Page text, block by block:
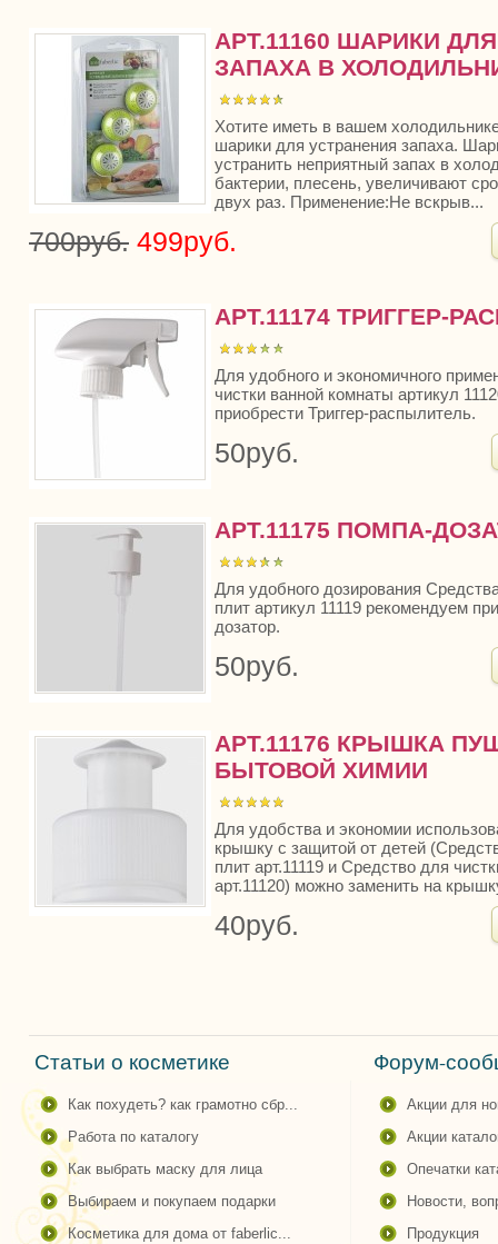
АРТ.11160 ШАРИКИ
ЗАПАХА В
Хотите иметь в вашем
шарики для устранения запаха.
устранить неприятный запах в
бактерии, плесень, увеличивают
двух раз. Применение:Не вскрыв...
700руб. 499руб.
АРТ.11174 ТРИГГЕР-
Для удобного и экономичного
чистки ванной комнаты артикул
приобрести Триггер-распылитель.
50руб.
АРТ.11175 ПОМПА-
Для удобного дозирования
плит артикул 11119 рекомендуем
дозатор.
50руб.
АРТ.11176 КРЫШКА
БЫТОВОЙ ХИМИИ
Для удобства и экономии
крышку с защитой от детей
плит арт.11119 и Средство для
арт.11120) можно заменить на
40руб.
Статьи о косметике
как похудеть? как грамотно сбр...
работа по каталогу
как выбрать маску для лица
выбираем и покупаем подарки
косметика для дома от faberlic...
Форум-
акции для
акции
опечатки
новости,
продукция